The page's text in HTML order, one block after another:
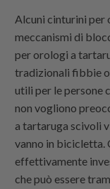
Alcuni cinturini per
meccanismi di
per orologi a
tradizionali fibbie
utili per le persone
non vogliono
a tartaruga scivoli
vanno in bicicletta.
effettivamente
che può essere